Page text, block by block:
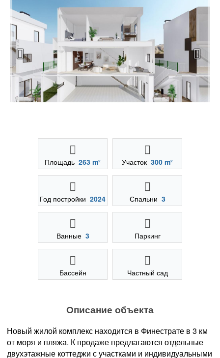
Площадь 263 m² Участок 300 m²
Год постройки 2024 Спальни 3
Ванные 3 Паркинг
Бассейн Частный сад
Описание объекта
Новый жилой комплекс находится в Финестрате в 3 км
от моря и пляжа. К продаже предлагаются отдельные
двухэтажные коттеджи с участками и индивидуальными